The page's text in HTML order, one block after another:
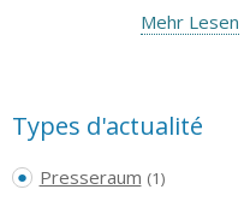
Mehr Lesen
Types d'actualité
Presseraum (1)